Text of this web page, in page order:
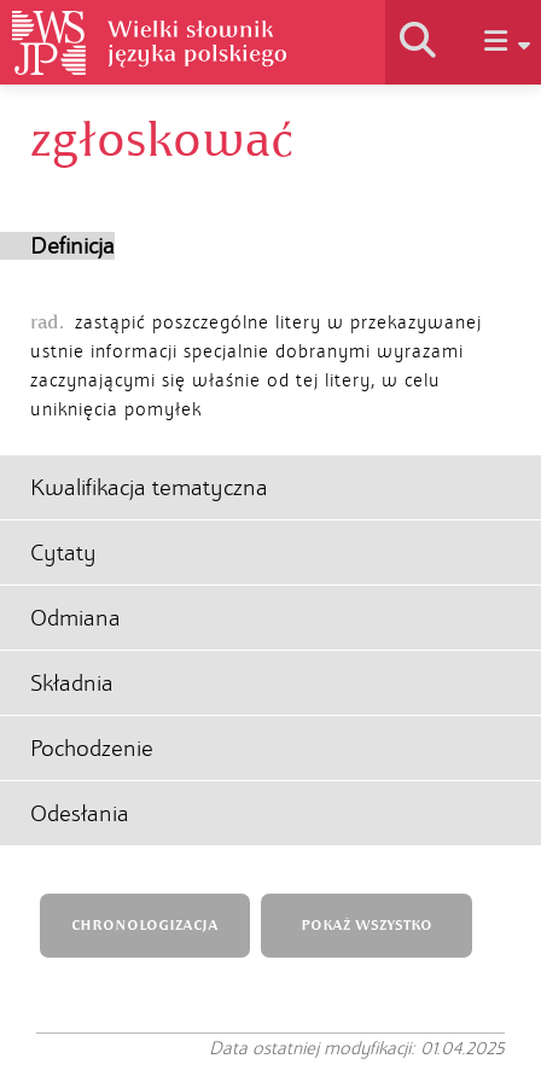
Historia słownika
Autorzy
zgłoskować
Definicja
rad. zastąpić poszczególne litery w przekazywanej
ustnie informacji specjalnie dobranymi wyrazami
zaczynającymi się właśnie od tej litery, w celu
uniknięcia pomyłek
Kwalifikacja tematyczna
Cytaty
Odmiana
Składnia
Pochodzenie
Odesłania
CHRONOLOGIZACJA POKAŻ WSZYSTKO
Data ostatniej modyfikacji: 01.04.2025